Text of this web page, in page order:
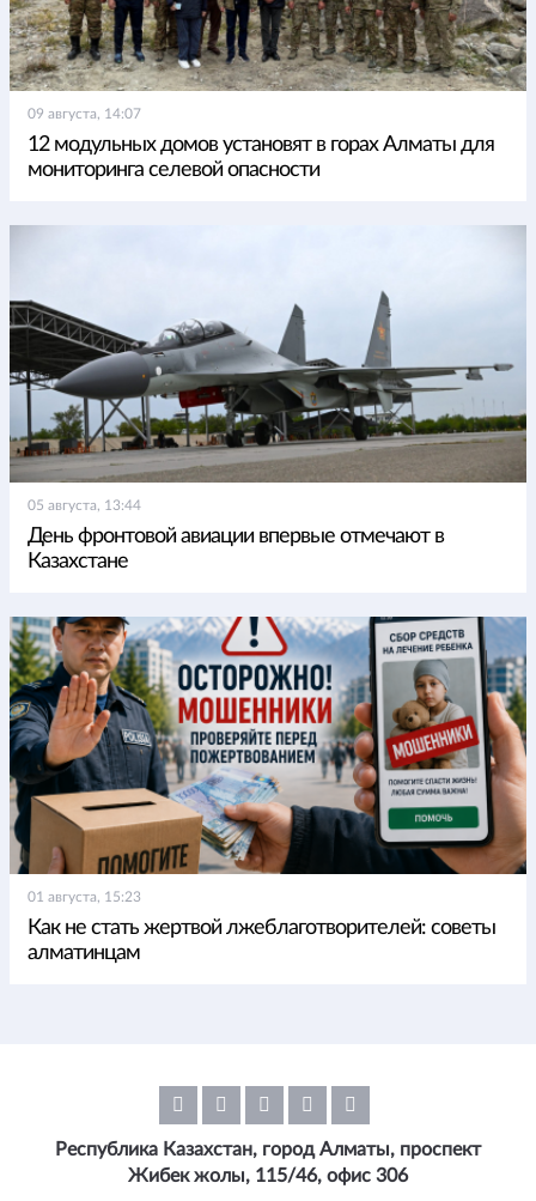
09 августа, 14:07
12 модульных домов установят в горах Алматы для
мониторинга селевой опасности
05 августа, 13:44
День фронтовой авиации впервые отмечают в
Казахстане
01 августа, 15:23
Как не стать жертвой лжеблаготворителей: советы
алматинцам
Республика Казахстан, город Алматы, проспект
Жибек жолы, 115/46, офис 306